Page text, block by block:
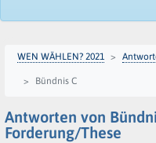
WEN WÄHLEN? 2021
Bündnis C
Antworten von
Forderung/These